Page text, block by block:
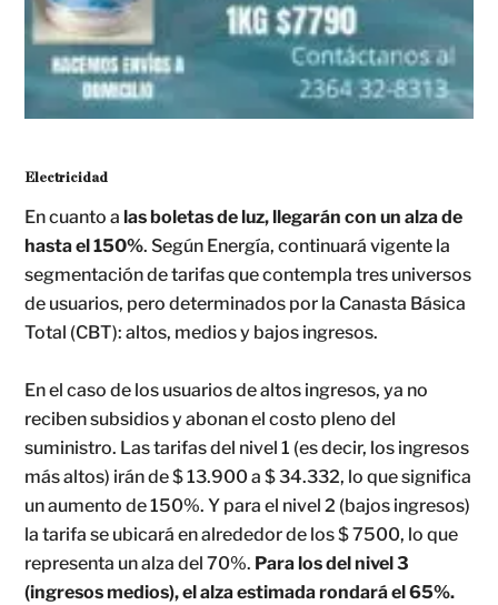
Electricidad
En cuanto a las boletas de luz, llegarán con un alza de
hasta el 150%. Según Energía, continuará vigente la
segmentación de tarifas que contempla tres universos
de usuarios, pero determinados por la Canasta Básica
Total (CBT): altos, medios y bajos ingresos.
En el caso de los usuarios de altos ingresos, ya no
reciben subsidios y abonan el costo pleno del
suministro. Las tarifas del nivel 1 (es decir, los ingresos
más altos) irán de $ 13.900 a $ 34.332, lo que significa
un aumento de 150%. Y para el nivel 2 (bajos ingresos)
la tarifa se ubicará en alrededor de los $ 7500, lo que
representa un alza del 70%. Para los del nivel 3
(ingresos medios), el alza estimada rondará el 65%.